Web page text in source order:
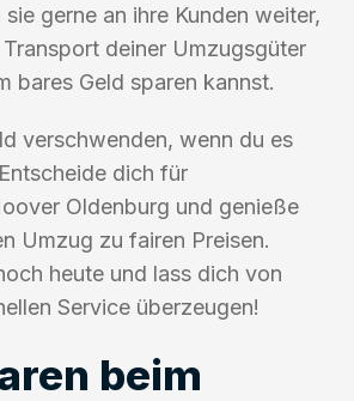
sie gerne an ihre Kunden weiter,
deiner Umzugsgüter
bares Geld sparen kannst.
verschwenden, wenn du es
dich für
Oldenburg und genieße
Umzug zu fairen Preisen.
heute und lass dich von
Service überzeugen!
beim